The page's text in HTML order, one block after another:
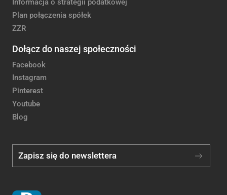
Informacja o strategii podatkowej
Plan połączenia spółek
ZZR
Dołącz do naszej społeczności
Facebook
Instagram
Pinterest
Youtube
Blog
Zapisz się do newslettera